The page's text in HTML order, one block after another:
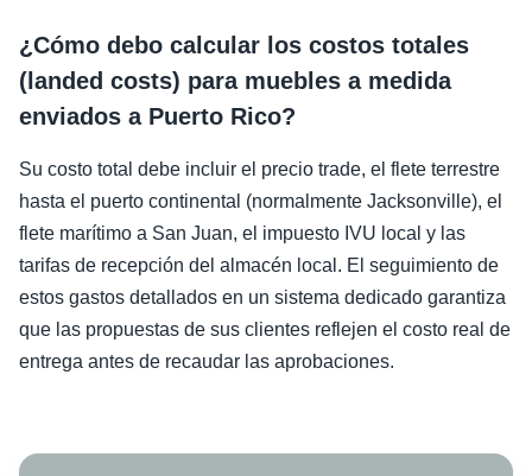
¿Cómo debo calcular los costos totales
(landed costs) para muebles a medida
enviados a Puerto Rico?
Su costo total debe incluir el precio trade, el flete terrestre
hasta el puerto continental (normalmente Jacksonville), el
flete marítimo a San Juan, el impuesto IVU local y las
tarifas de recepción del almacén local. El seguimiento de
estos gastos detallados en un sistema dedicado garantiza
que las propuestas de sus clientes reflejen el costo real de
entrega antes de recaudar las aprobaciones.